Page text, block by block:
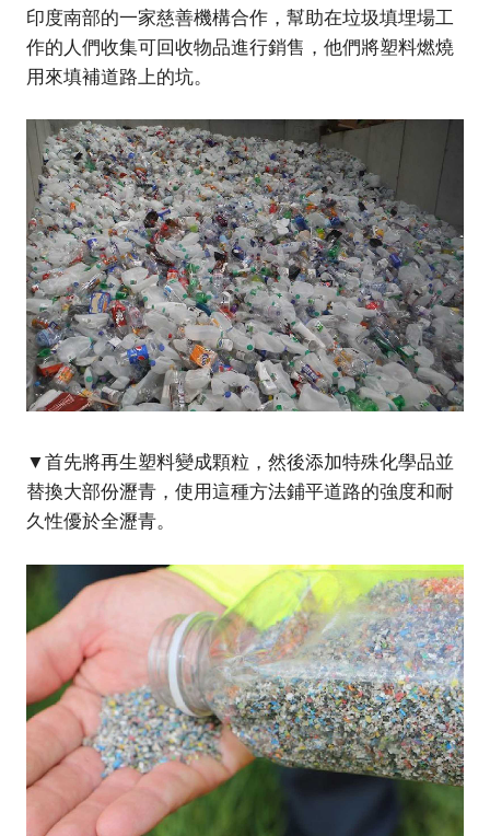
印度南部的一家慈善機構合作，幫助在垃圾填埋場工
作的人們收集可回收物品進行銷售，他們將塑料燃燒
用來填補道路上的坑。
▼首先將再生塑料變成顆粒，然後添加特殊化學品並
替換大部份瀝青，使用這種方法鋪平道路的強度和耐
久性優於全瀝青。